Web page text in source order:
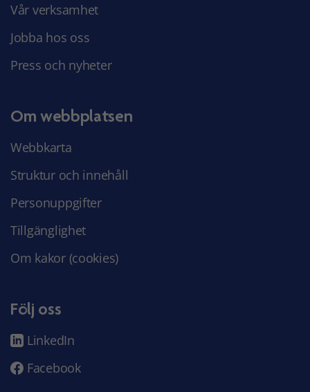
Vår verksamhet
Jobba hos oss
Press och nyheter
Om webbplatsen
Webbkarta
Struktur och innehåll
Personuppgifter
Tillgänglighet
Om kakor (cookies)
Följ oss
LinkedIn
Facebook